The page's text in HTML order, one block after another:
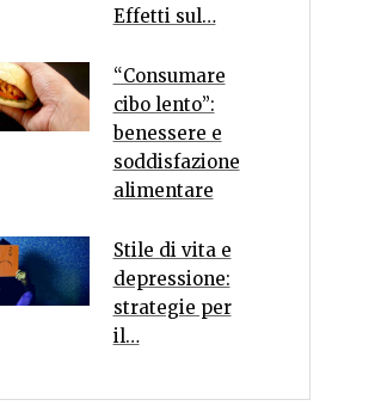
Effetti sul…
“Consumare
cibo lento”:
benessere e
soddisfazione
alimentare
Stile di vita e
depressione:
strategie per
il…